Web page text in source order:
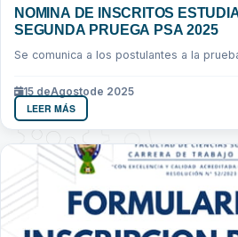
NOMINA DE INSCRITOS
SEGUNDA PRUEGA PSA 2025
Se comunica a los postulantes a la
15 deAgostode 2025
LEER MÁS